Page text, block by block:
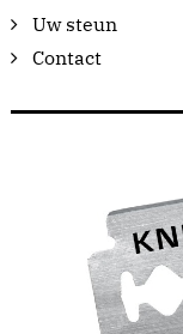
Uw steun
Contact